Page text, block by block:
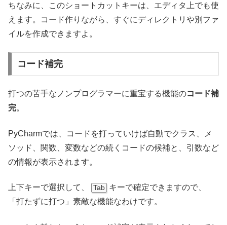
ちなみに、このショートカットキーは、エディタ上でも使
えます。コード作りながら、すぐにディレクトリや別ファ
イルを作成できますよ。
コード補完
打つの苦手なノンプログラマーに重宝する機能のコード補
完。
PyCharmでは、コードを打っていけば自動でクラス、メ
ソッド、関数、変数などの続くコードの候補と、引数など
の情報が表示されます。
上下キーで選択して、 Tab キーで確定できますので、
「打たずに打つ」素敵な機能なわけです。